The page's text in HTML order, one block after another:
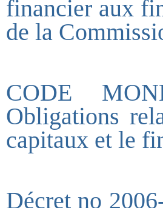
financier aux
de la
CODE
Obligations
capitaux et le
Décret no